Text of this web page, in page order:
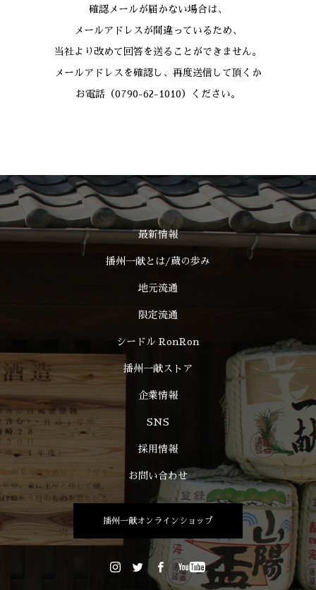
確認メールが届かない場合は、
メールアドレスが間違っているため、
当社より改めて回答を送ることができません。
メールアドレスを確認し、再度送信して頂くか
お電話（0790-62-1010）ください。
最新情報
播州一献とは/蔵の歩み
地元流通
限定流通
シードル RonRon
播州一献ストア
企業情報
SNS
採用情報
お問い合わせ
播州一献オンラインショップ